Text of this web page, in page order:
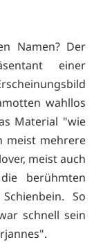
Namen? Der
einer
wahllos
Material "wie
meist mehrere
meist auch
berühmten
So
schnell sein